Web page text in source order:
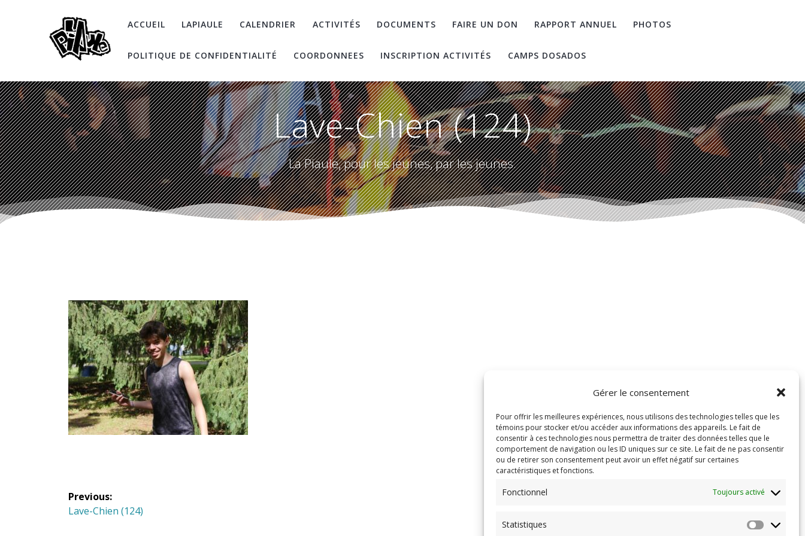
Gérer le consentement
Pour offrir les meilleures expériences, nous utilisons des technologies telles que les
témoins pour stocker et/ou accéder aux informations des appareils. Le fait de
consentir à ces technologies nous permettra de traiter des données telles que le
comportement de navigation ou les ID uniques sur ce site. Le fait de ne pas consentir
ou de retirer son consentement peut avoir un effet négatif sur certaines
caractéristiques et fonctions.
Fonctionnel Toujours activé
Statistiques
ACCUEIL LAPIAULE CALENDRIER ACTIVITÉS DOCUMENTS FAIRE UN DON RAPPORT ANNUEL PHOTOS
POLITIQUE DE CONFIDENTIALITÉ COORDONNEES INSCRIPTION ACTIVITÉS CAMPS DOSADOS
Lave-Chien (124)
La Piaule, pour les jeunes, par les jeunes.
Navigation
de
Previous:
Previous
Lave-Chien (124)